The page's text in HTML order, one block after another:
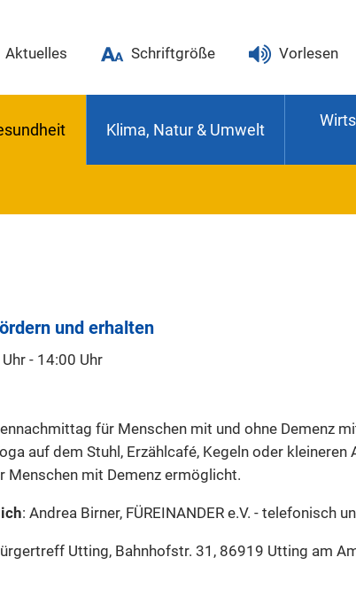
Aktuelles Schriftgröße Vorlesen
Klima, Natur & Umwelt
und erhalten
- 14:00 Uhr
für Menschen mit und ohne Demenz
auf dem Stuhl, Erzählcafé, Kegeln oder
Menschen mit Demenz ermöglicht.
: Andrea Birner, FÜREINANDER e.V. - telefonisch
Utting, Bahnhofstr. 31, 86919 Utting am